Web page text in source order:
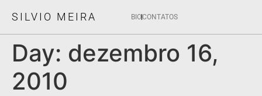
SILVIO MEIRA BIOCONTATOS
Day: dezembro 16,
2010